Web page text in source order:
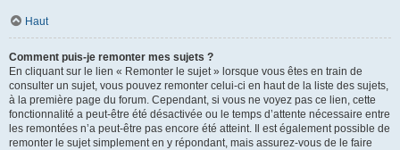
Haut
Comment puis-je remonter mes sujets ?
En cliquant sur le lien « Remonter le sujet » lorsque vous êtes en train de
consulter un sujet, vous pouvez remonter celui-ci en haut de la liste des sujets,
à la première page du forum. Cependant, si vous ne voyez pas ce lien, cette
fonctionnalité a peut-être été désactivée ou le temps d’attente nécessaire entre
les remontées n’a peut-être pas encore été atteint. Il est également possible de
remonter le sujet simplement en y répondant, mais assurez-vous de le faire